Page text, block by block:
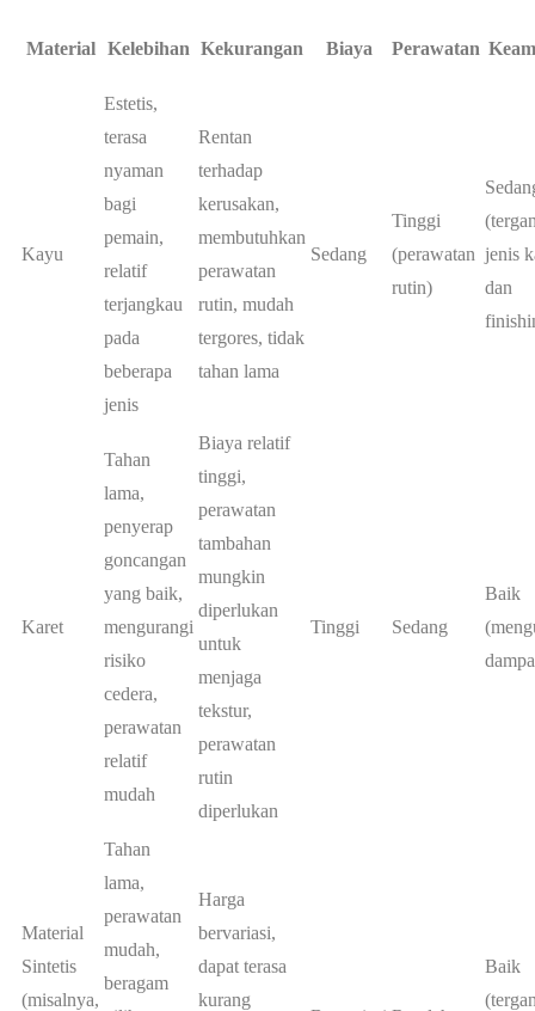
Material Kelebihan Kekurangan Biaya Perawatan
Kayu
Estetis,
terasa
nyaman
bagi
pemain,
relatif
terjangkau
pada
beberapa
jenis
Rentan
terhadap
kerusakan,
membutuhkan
perawatan
rutin, mudah
tergores, tidak
tahan lama
Sedang
Tinggi
(perawatan
rutin)
jenis
dan
Karet
Tahan
lama,
penyerap
goncangan
yang baik,
mengurangi
risiko
cedera,
perawatan
relatif
mudah
Biaya relatif
tinggi,
perawatan
tambahan
mungkin
diperlukan
untuk
menjaga
tekstur,
perawatan
rutin
diperlukan
Tinggi Sedang
Baik
Material
Sintetis
(misalnya,
Tahan
lama,
perawatan
mudah,
beragam
Harga
bervariasi,
dapat terasa
kurang
Baik